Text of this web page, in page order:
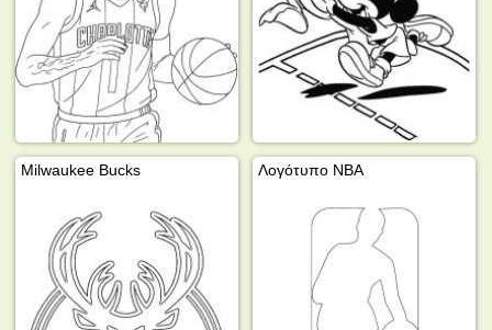
Milwaukee Bucks Λογότυπο NBA